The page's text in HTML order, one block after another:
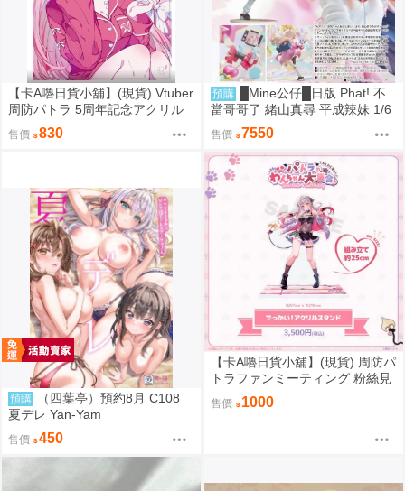
【卡A嚕日貨小舖】(現貨) Vtuber
周防パトラ 5周年記念アクリル
ボード 壓克力立板
售價 830
預購
█Mine公仔█日版 Phat! 不
當哥哥了 緒山真尋 平成辣妹 1/6
PVC D9282
售價 7550
預購
（四葉亭）預約8月 C108
夏デレ Yan-Yam
售價 450
【卡A嚕日貨小舖】(現貨) 周防パ
トラファンミーティング 粉絲見
面會『パトラのわんちゃん大集
合』でっかい！！アクリルスタ
售價 1000